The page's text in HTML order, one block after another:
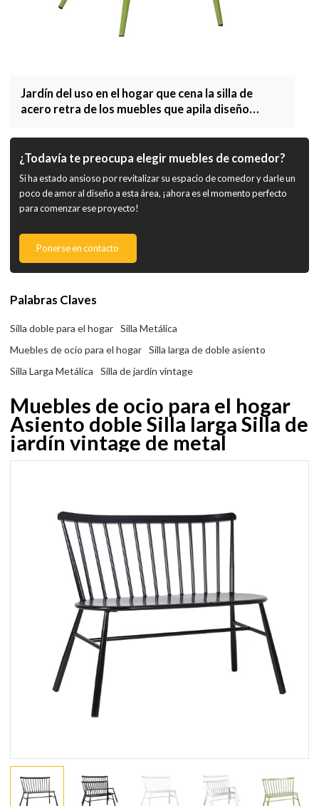
Jardín del uso en el hogar que cena la silla de
acero retra de los muebles que apila diseño
¿Todavía te preocupa elegir muebles de comedor?
Si ha estado ansioso por revitalizar su espacio de comedor y darle un
poco de amor al diseño a esta área, ¡ahora es el momento perfecto
para comenzar ese proyecto!
Ponerse en contacto
Palabras Claves
Silla doble para el hogar
Silla Metálica
Muebles de ocio para el hogar
Silla larga de doble asiento
Silla Larga Metálica
Silla de jardín vintage
Muebles de ocio para el hogar
Asiento doble Silla larga Silla de
jardín vintage de metal